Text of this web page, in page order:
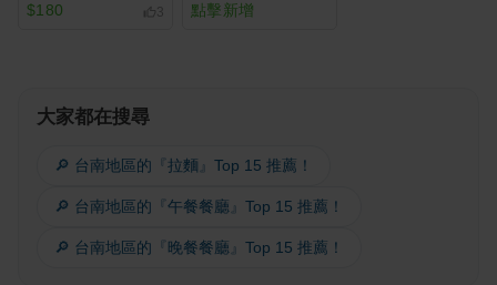
$180 3 點擊新增
大家都在搜尋
🔎 台南地區的『拉麵』Top 15 推薦！
🔎 台南地區的『午餐餐廳』Top 15 推薦！
🔎 台南地區的『晚餐餐廳』Top 15 推薦！